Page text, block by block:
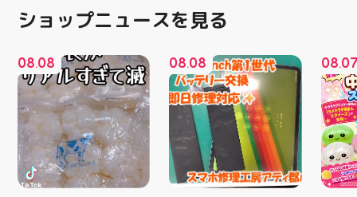
ショップニュースを見る
08.08 08.08 08.